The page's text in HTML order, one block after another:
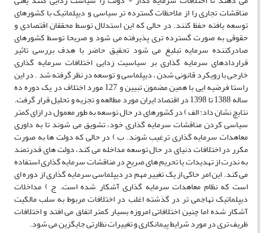
مناقشات تجاری را از ملاحظات گسترده تر سیاسی و دیپلماتیک با کشورهای
توسعه یافته حفظ کنند. در حالی که این استدلال توسط محققان اقتصادی و
حقوقی به صورت گسترده تری پذیرفته می شود و صریحا توسط کشورهای
صادرکننده سرمایه تبلیغ می شود تحقیق حاضر با هدف بررسی تاثیر
قراردادهای سرمایه گذاری بر سیاسیت زدایی اختلافات سرمایه گذاری
خارجی با رویکرد قانونی شدن ، دیپلماسی و توسعه در نظر گرفته شد . در این
راستا فرضیه ایی با همین مضمون تبیین و 127 مورد اختلاف در یک دوره ده
ساله 1388 تا 1398 در اقتصاد ایران مورد مطالعه و تجزیه و تحلیل قرار گرفت.
نتایچ نشان داد: الف ) در کشورهای در حال توسعه به طور معمول در ازای کمتر
سیاسی کردن مناقشات سرمایه گذاری خود، تشویق می شوند تا به داوری
معاهدات سرمایه گذاری ترغیب شوند. ب ) در حالی که دولت ها به صورت
مکرر در اختلافات دنیای در حال توسعه مداخله می کند، دولت های قدرتمند
به ندرت از تهدیدات یا تحریم های صریح در مناقشات سرمایه گذاری استفاده
می کند. این امر حاکی از یک تغییر مهم در دیپلماسی سرمایه گذاری از دوره ای
است که نظام معاهدات سرمایه گذاری آشکار شده است. ج ) مداخلات
دیپلماتیک تهاجمی تر در گذشته اغلب در اختلافات مربوط به سلب مالکیت
آشکار شده اما چنین اختلافاتی امروزه بسیار کمتر اتفاق می افتد و اختلافات
ظریف تری در مورد شرایط پیمانکاری و تغییرات نظارتی جایگزین می شود.